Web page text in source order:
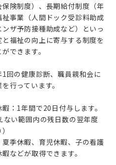
険制度）、長期給付制度（年
事業（人間ドック受診料助成
ザ予防接種助成など）といっ
福祉の向上に寄与する制度を
できます。
回の健康診断、職員親和会に
行っています。
暇：1年間で20日付与します。
ない範囲内の残日数の翌年度
夏季休暇、育児休暇、子の看護
などが取得できます。